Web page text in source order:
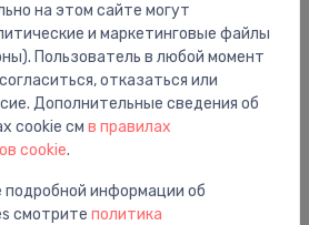
4 caurumu vannas maisītājam no
на этом сайте могут
и маркетинговые файлы
Пользователь в любой момент
отказаться или
Дополнительные сведения об
cookie см в правилах
cookie.
подробной информации об
смотрите политика